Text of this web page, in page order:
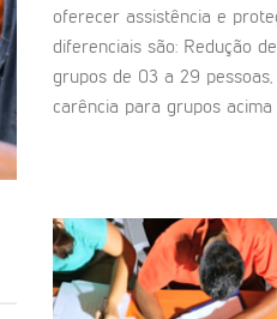
oferecer assistência e
diferenciais são: Redução
grupos de 03 a 29 pessoas,
carência para grupos acima